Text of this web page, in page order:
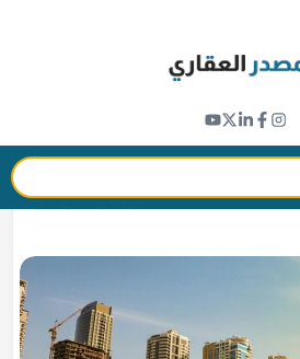
العقاري في الإمارات
؟ .."موديز" توضح
f
𝕏
in